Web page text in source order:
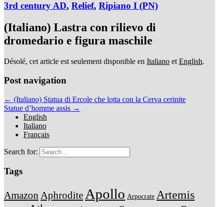
3rd century AD, Relief, Ripiano I (PN)
(Italiano) Lastra con rilievo di
dromedario e figura maschile
Désolé, cet article est seulement disponible en Italiano et English.
Post navigation
← (Italiano) Statua di Ercole che lotta con la Cerva cerinite
Statue d’homme assis →
English
Italiano
Français
Search for:
Tags
Amazon Aphrodite Apollo Arpocrate Artemis